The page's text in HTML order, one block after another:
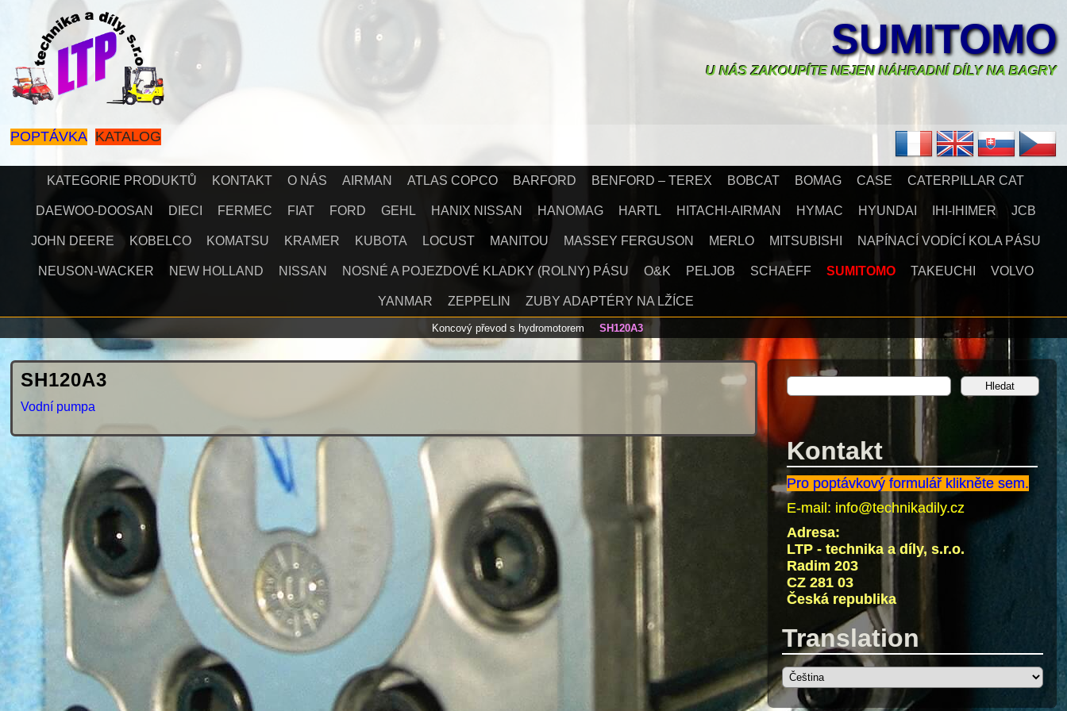
SUMITOMO
U NÁS ZAKOUPÍTE NEJEN NÁHRADNÍ DÍLY NA BAGRY
POPTÁVKA KATALOG
KATEGORIE PRODUKTŮ KONTAKT O NÁS AIRMAN ATLAS COPCO BARFORD BENFORD – TEREX BOBCAT BOMAG CASE CATERPILLAR CAT
DAEWOO-DOOSAN DIECI FERMEC FIAT FORD GEHL HANIX NISSAN HANOMAG HARTL HITACHI-AIRMAN HYMAC HYUNDAI IHI-IHIMER JCB
JOHN DEERE KOBELCO KOMATSU KRAMER KUBOTA LOCUST MANITOU MASSEY FERGUSON MERLO MITSUBISHI NAPÍNACÍ VODÍCÍ KOLA PÁSU
NEUSON-WACKER NEW HOLLAND NISSAN NOSNÉ A POJEZDOVÉ KLADKY (ROLNY) PÁSU O&K PELJOB SCHAEFF SUMITOMO TAKEUCHI VOLVO
YANMAR ZEPPELIN ZUBY ADAPTÉRY NA LŽÍCE
Koncový převod s hydromotorem SH120A3
Kontakt
Pro poptávkový formulář klikněte sem.
E-mail: info@technikadily.cz
Adresa:
LTP - technika a díly, s.r.o.
Radim 203
CZ 281 03
Česká republika
Translation
SH120A3
Vodní pumpa